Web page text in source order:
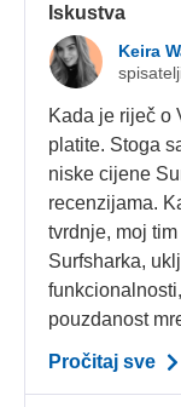
Iskustva
Keira
Kada je riječ o
platite. Stoga
niske cijene
recenzijama.
tvrdnje, moj
Surfsharka,
pouzdanost
Pročitaj sve